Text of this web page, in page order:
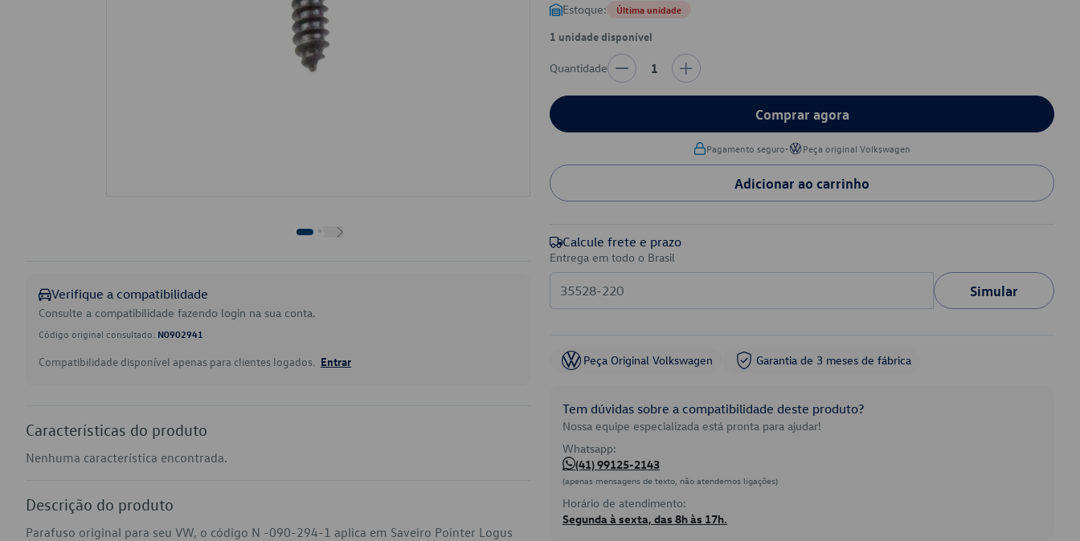
Verifique a compatibilidade
Consulte a compatibilidade fazendo login na sua conta.
Código original consultado: N0902941
Compatibilidade disponível apenas para clientes logados. Entrar
Características do produto
Nenhuma característica encontrada.
Descrição do produto
Parafuso original para seu VW, o código N -090-294-1 aplica em Saveiro Pointer Logus
Estoque: Última unidade
1 unidade disponível
Quantidade 1
Comprar agora
Pagamento seguro• Peça original Volkswagen
Adicionar ao carrinho
Calcule frete e prazo
Entrega em todo o Brasil
Simular
Peça Original Volkswagen Garantia de 3 meses de fábrica
Tem dúvidas sobre a compatibilidade deste produto?
Nossa equipe especializada está pronta para ajudar!
Whatsapp:
(41) 99125-2143
(apenas mensagens de texto, não atendemos ligações)
Horário de atendimento:
Segunda à sexta, das 8h às 17h.